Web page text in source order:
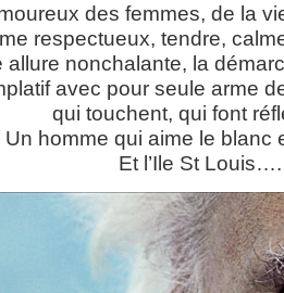
des femmes, de la
respectueux, tendre,
allure nonchalante, la
avec pour seule arme
qui touchent, qui font
Un homme qui aime le blanc
Et l’Ile St Louis….